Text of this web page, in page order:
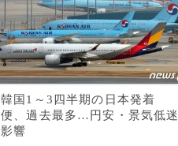
韓国1～3四半期の日本発着
便、過去最多…円安・景気低迷
影響